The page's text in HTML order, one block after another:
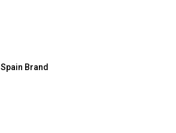
Spain Brand